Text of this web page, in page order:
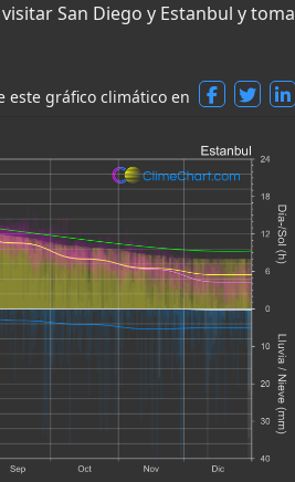
San Diego y Estanbul y toma
este gráfico climático en